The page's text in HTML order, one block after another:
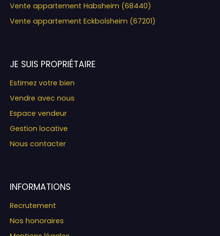
Vente appartement Habsheim (68440)
Vente appartement Eckbolsheim (67201)
JE SUIS PROPRIÉTAIRE
Estimez votre bien
Vendre avec nous
Espace vendeur
Gestion locative
Nous contacter
INFORMATIONS
Recrutement
Nos honoraires